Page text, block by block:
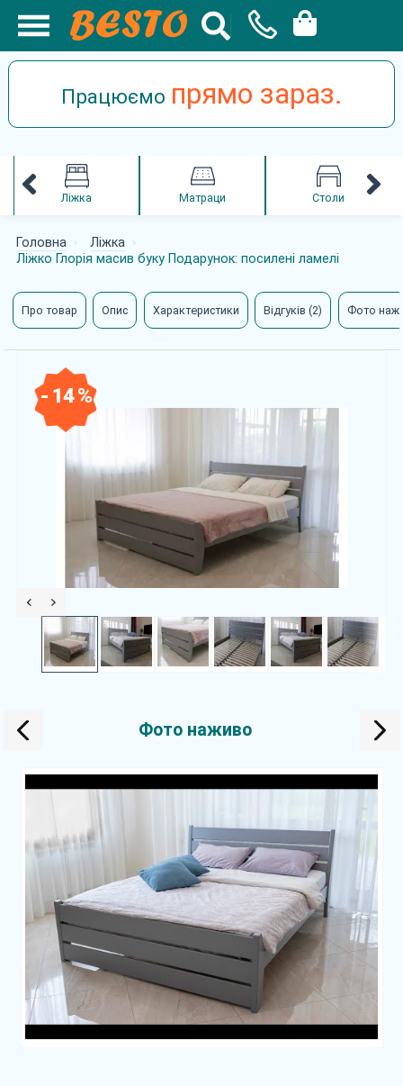
Працюємо прямо зараз.
Ліжка Матраци Столи
Головна
Ліжка
Ліжко Глорія масив буку Подарунок: посилені ламелі
Про товар Опис Характеристики Відгуків (2) Фото
- 14 %
Фото наживо